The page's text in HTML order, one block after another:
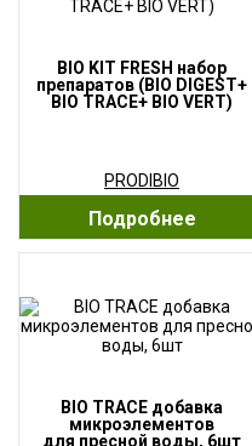
BIO KIT FRESH набор
препаратов (BIO DIGEST+
BIO TRACE+ BIO VERT)
PRODIBIO
Подробнее
BIO TRACE добавка
микроэлементов
для пресной воды, 6шт